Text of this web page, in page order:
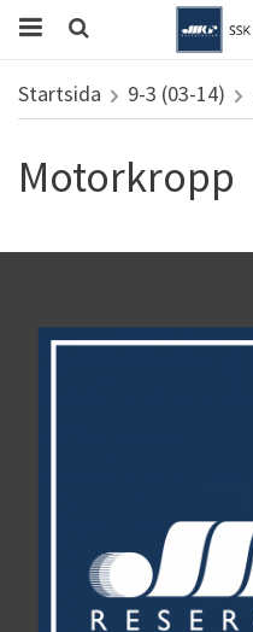
Startsida 9-3 (03-14)
Motorkropp